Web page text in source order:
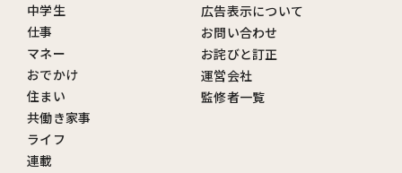
中学生
仕事
マネー
おでかけ
住まい
共働き家事
ライフ
連載
広告表示について
お問い合わせ
お詫びと訂正
運営会社
監修者一覧